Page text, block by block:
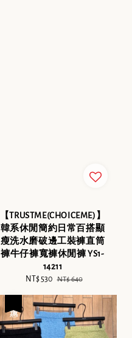
【TRUSTME(CHOICEME)】
韓系休閒簡約日常百搭顯
瘦洗水磨破邊工裝褲直筒
褲牛仔褲寬褲休閒褲 YS1-
14211
Sale
NT$ 530 Regular
NT$ 640